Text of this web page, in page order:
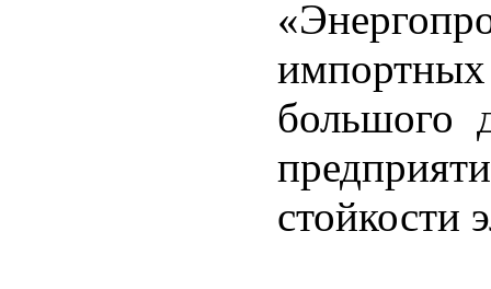
большого
стойкости